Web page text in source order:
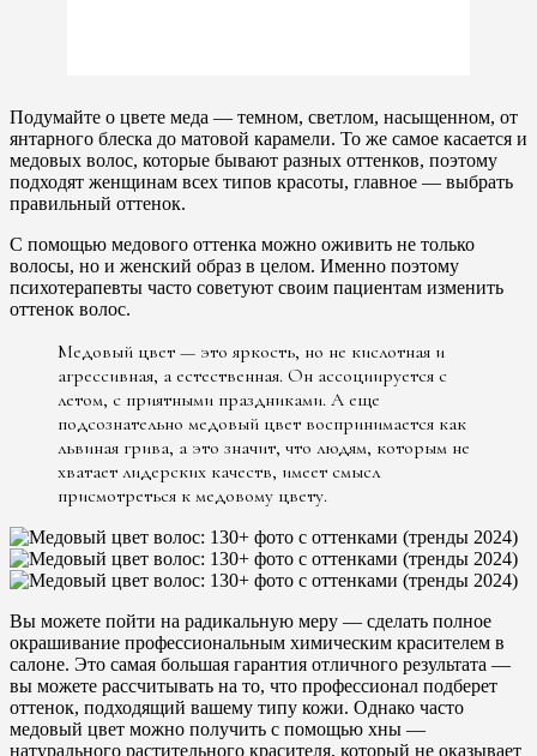
Подумайте о цвете меда — темном, светлом, насыщенном, от
янтарного блеска до матовой карамели. То же самое касается и
медовых волос, которые бывают разных оттенков, поэтому
подходят женщинам всех типов красоты, главное — выбрать
правильный оттенок.
С помощью медового оттенка можно оживить не только
волосы, но и женский образ в целом. Именно поэтому
психотерапевты часто советуют своим пациентам изменить
оттенок волос.
Медовый цвет — это яркость, но не кислотная и
агрессивная, а естественная. Он ассоциируется с
летом, с приятными праздниками. А еще
подсознательно медовый цвет воспринимается как
львиная грива, а это значит, что людям, которым не
хватает лидерских качеств, имеет смысл
присмотреться к медовому цвету.
Вы можете пойти на радикальную меру — сделать полное
окрашивание профессиональным химическим красителем в
салоне. Это самая большая гарантия отличного результата —
вы можете рассчитывать на то, что профессионал подберет
оттенок, подходящий вашему типу кожи. Однако часто
медовый цвет можно получить с помощью хны —
натурального растительного красителя, который не оказывает